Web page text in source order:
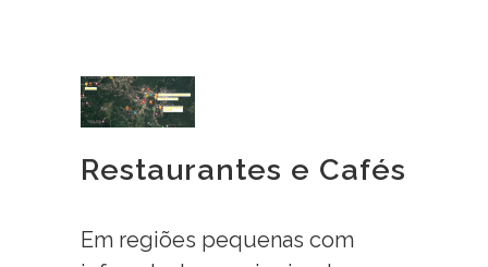
Restaurantes e Cafés
Em regiões pequenas com